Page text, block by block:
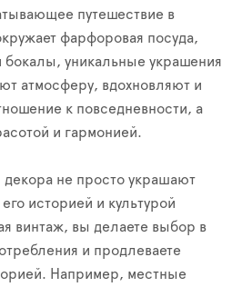
путешествие в
фарфоровая посуда,
уникальные украшения
атмосферу, вдохновляют и
к повседневности, а
и гармонией.
не просто украшают
историей и культурой
винтаж, вы делаете выбор в
и продлеваете
Например, местные